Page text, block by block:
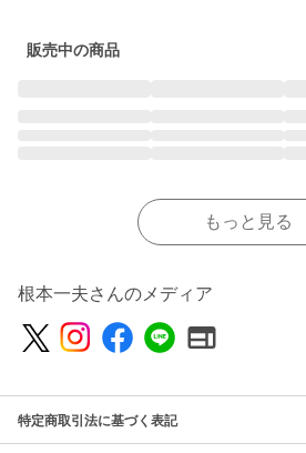
販売中の商品
もっと見る
根本一夫さんのメディア
特定商取引法に基づく表記